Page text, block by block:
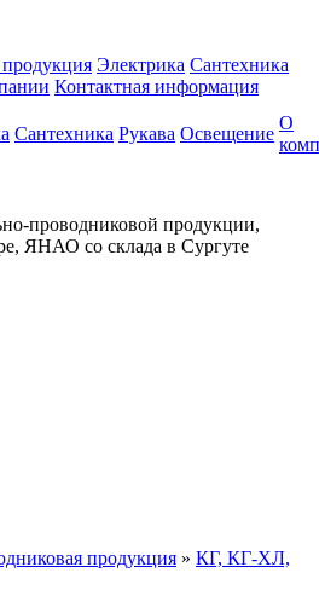
Электрика Сантехника
Контактная информация
Сантехника Рукава Освещение
О
проводниковой продукции,
ЯНАО со склада в Сургуте
продукция » КГ, КГ-ХЛ,